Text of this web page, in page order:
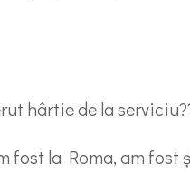
hârtie de la
fost la Roma, am